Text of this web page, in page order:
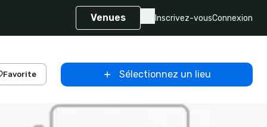
Venues Inscrivez-vousConnexion
Favorite Sélectionnez un lieu